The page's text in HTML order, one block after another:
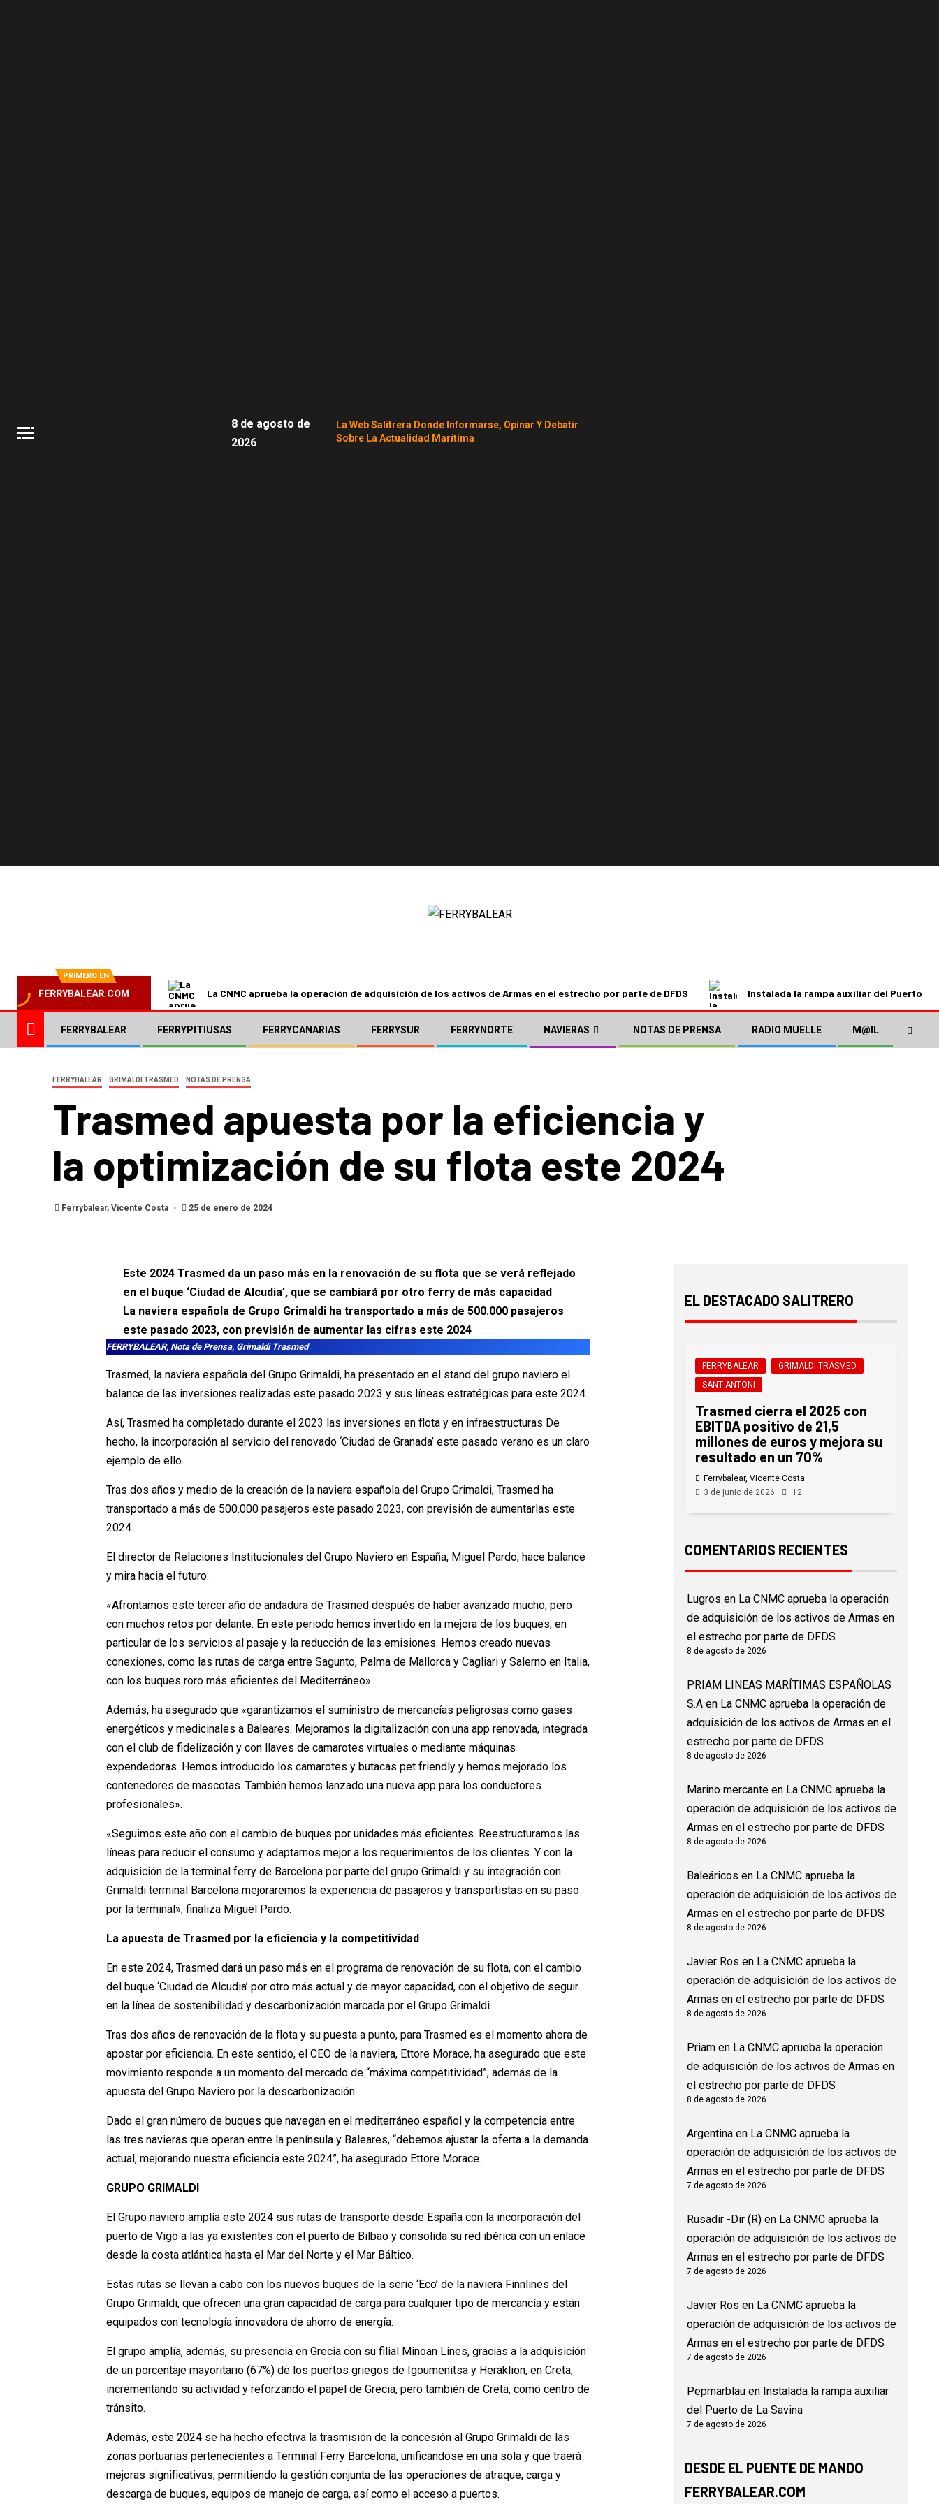
8 de agosto de
2026
La Web Salitrera Donde Informarse, Opinar Y Debatir
Sobre La Actualidad Marítima
PRIMERO EN
FERRYBALEAR.COM La CNMC aprueba la operación de adquisición de los activos de Armas en el estrecho por parte de DFDS Instalada la rampa auxiliar del Puerto de
FERRYBALEAR FERRYPITIUSAS FERRYCANARIAS FERRYSUR FERRYNORTE NAVIERAS NOTAS DE PRENSA RADIO MUELLE M@IL
FERRYBALEAR GRIMALDI TRASMED NOTAS DE PRENSA
Trasmed apuesta por la eficiencia y
la optimización de su flota este 2024
Ferrybalear, Vicente Costa 25 de enero de 2024
Este 2024 Trasmed da un paso más en la renovación de su flota que se verá reflejado
en el buque ‘Ciudad de Alcudia’, que se cambiará por otro ferry de más capacidad
La naviera española de Grupo Grimaldi ha transportado a más de 500.000 pasajeros
este pasado 2023, con previsión de aumentar las cifras este 2024
FERRYBALEAR, Nota de Prensa, Grimaldi Trasmed
Trasmed, la naviera española del Grupo Grimaldi, ha presentado en el stand del grupo naviero el
balance de las inversiones realizadas este pasado 2023 y sus líneas estratégicas para este 2024.
Así, Trasmed ha completado durante el 2023 las inversiones en flota y en infraestructuras De
hecho, la incorporación al servicio del renovado ‘Ciudad de Granada’ este pasado verano es un claro
ejemplo de ello.
Tras dos años y medio de la creación de la naviera española del Grupo Grimaldi, Trasmed ha
transportado a más de 500.000 pasajeros este pasado 2023, con previsión de aumentarlas este
2024.
El director de Relaciones Institucionales del Grupo Naviero en España, Miguel Pardo, hace balance
y mira hacia el futuro.
«Afrontamos este tercer año de andadura de Trasmed después de haber avanzado mucho, pero
con muchos retos por delante. En este periodo hemos invertido en la mejora de los buques, en
particular de los servicios al pasaje y la reducción de las emisiones. Hemos creado nuevas
conexiones, como las rutas de carga entre Sagunto, Palma de Mallorca y Cagliari y Salerno en Italia,
con los buques roro más eficientes del Mediterráneo».
Además, ha asegurado que «garantizamos el suministro de mercancías peligrosas como gases
energéticos y medicinales a Baleares. Mejoramos la digitalización con una app renovada, integrada
con el club de fidelización y con llaves de camarotes virtuales o mediante máquinas
expendedoras. Hemos introducido los camarotes y butacas pet friendly y hemos mejorado los
contenedores de mascotas. También hemos lanzado una nueva app para los conductores
profesionales».
«Seguimos este año con el cambio de buques por unidades más eficientes. Reestructuramos las
líneas para reducir el consumo y adaptarnos mejor a los requerimientos de los clientes. Y con la
adquisición de la terminal ferry de Barcelona por parte del grupo Grimaldi y su integración con
Grimaldi terminal Barcelona mejoraremos la experiencia de pasajeros y transportistas en su paso
por la terminal», finaliza Miguel Pardo.
La apuesta de Trasmed por la eficiencia y la competitividad
En este 2024, Trasmed dará un paso más en el programa de renovación de su flota, con el cambio
del buque ‘Ciudad de Alcudia’ por otro más actual y de mayor capacidad, con el objetivo de seguir
en la línea de sostenibilidad y descarbonización marcada por el Grupo Grimaldi.
Tras dos años de renovación de la flota y su puesta a punto, para Trasmed es el momento ahora de
apostar por eficiencia. En este sentido, el CEO de la naviera, Ettore Morace, ha asegurado que este
movimiento responde a un momento del mercado de “máxima competitividad”, además de la
apuesta del Grupo Naviero por la descarbonización.
Dado el gran número de buques que navegan en el mediterráneo español y la competencia entre
las tres navieras que operan entre la península y Baleares, “debemos ajustar la oferta a la demanda
actual, mejorando nuestra eficiencia este 2024”, ha asegurado Ettore Morace.
GRUPO GRIMALDI
El Grupo naviero amplía este 2024 sus rutas de transporte desde España con la incorporación del
puerto de Vigo a las ya existentes con el puerto de Bilbao y consolida su red ibérica con un enlace
desde la costa atlántica hasta el Mar del Norte y el Mar Báltico.
Estas rutas se llevan a cabo con los nuevos buques de la serie ‘Eco’ de la naviera Finnlines del
Grupo Grimaldi, que ofrecen una gran capacidad de carga para cualquier tipo de mercancía y están
equipados con tecnología innovadora de ahorro de energía.
El grupo amplía, además, su presencia en Grecia con su filial Minoan Lines, gracias a la adquisición
de un porcentaje mayoritario (67%) de los puertos griegos de Igoumenitsa y Heraklion, en Creta,
incrementando su actividad y reforzando el papel de Grecia, pero también de Creta, como centro de
tránsito.
Además, este 2024 se ha hecho efectiva la trasmisión de la concesión al Grupo Grimaldi de las
zonas portuarias pertenecientes a Terminal Ferry Barcelona, unificándose en una sola y que traerá
mejoras significativas, permitiendo la gestión conjunta de las operaciones de atraque, carga y
descarga de buques, equipos de manejo de carga, así como el acceso a puertos.
EL DESTACADO SALITRERO
FERRYBALEAR
GRIMALDI TRASMED
SANT ANTONI
Trasmed cierra el 2025 con
EBITDA positivo de 21,5
millones de euros y mejora su
resultado en un 70%
Ferrybalear, Vicente Costa
3 de junio de 2026
12
COMENTARIOS RECIENTES
Lugros en La CNMC aprueba la operación
de adquisición de los activos de Armas en
el estrecho por parte de DFDS
8 de agosto de 2026
PRIAM LINEAS MARÍTIMAS ESPAÑOLAS
S.Aen La CNMC aprueba la operación de
adquisición de los activos de Armas en el
estrecho por parte de DFDS
8 de agosto de 2026
Marino mercanteen La CNMC aprueba la
operación de adquisición de los activos de
Armas en el estrecho por parte de DFDS
8 de agosto de 2026
Baleáricos en La CNMC aprueba la
operación de adquisición de los activos de
Armas en el estrecho por parte de DFDS
8 de agosto de 2026
Javier Ros en La CNMC aprueba la
operación de adquisición de los activos de
Armas en el estrecho por parte de DFDS
8 de agosto de 2026
Priamen La CNMC aprueba la operación
de adquisición de los activos de Armas en
el estrecho por parte de DFDS
8 de agosto de 2026
Argentinaen La CNMC aprueba la
operación de adquisición de los activos de
Armas en el estrecho por parte de DFDS
7 de agosto de 2026
Rusadir -Dir (R)en La CNMC aprueba la
operación de adquisición de los activos de
Armas en el estrecho por parte de DFDS
7 de agosto de 2026
Javier Ros en La CNMC aprueba la
operación de adquisición de los activos de
Armas en el estrecho por parte de DFDS
7 de agosto de 2026
Pepmarblauen Instalada la rampa auxiliar
del Puerto de La Savina
7 de agosto de 2026
DESDE EL PUENTE DE MANDO
FERRYBALEAR.COM